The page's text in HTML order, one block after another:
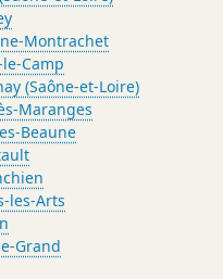
Montrachet
le-Camp
(Saône-et-Loire)
Maranges
Beaune
les-Arts
Grand